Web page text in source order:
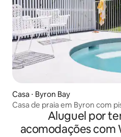
Casa ⋅ Byron Bay
Casa de praia em Byron com
Aluguel por
acomodações com